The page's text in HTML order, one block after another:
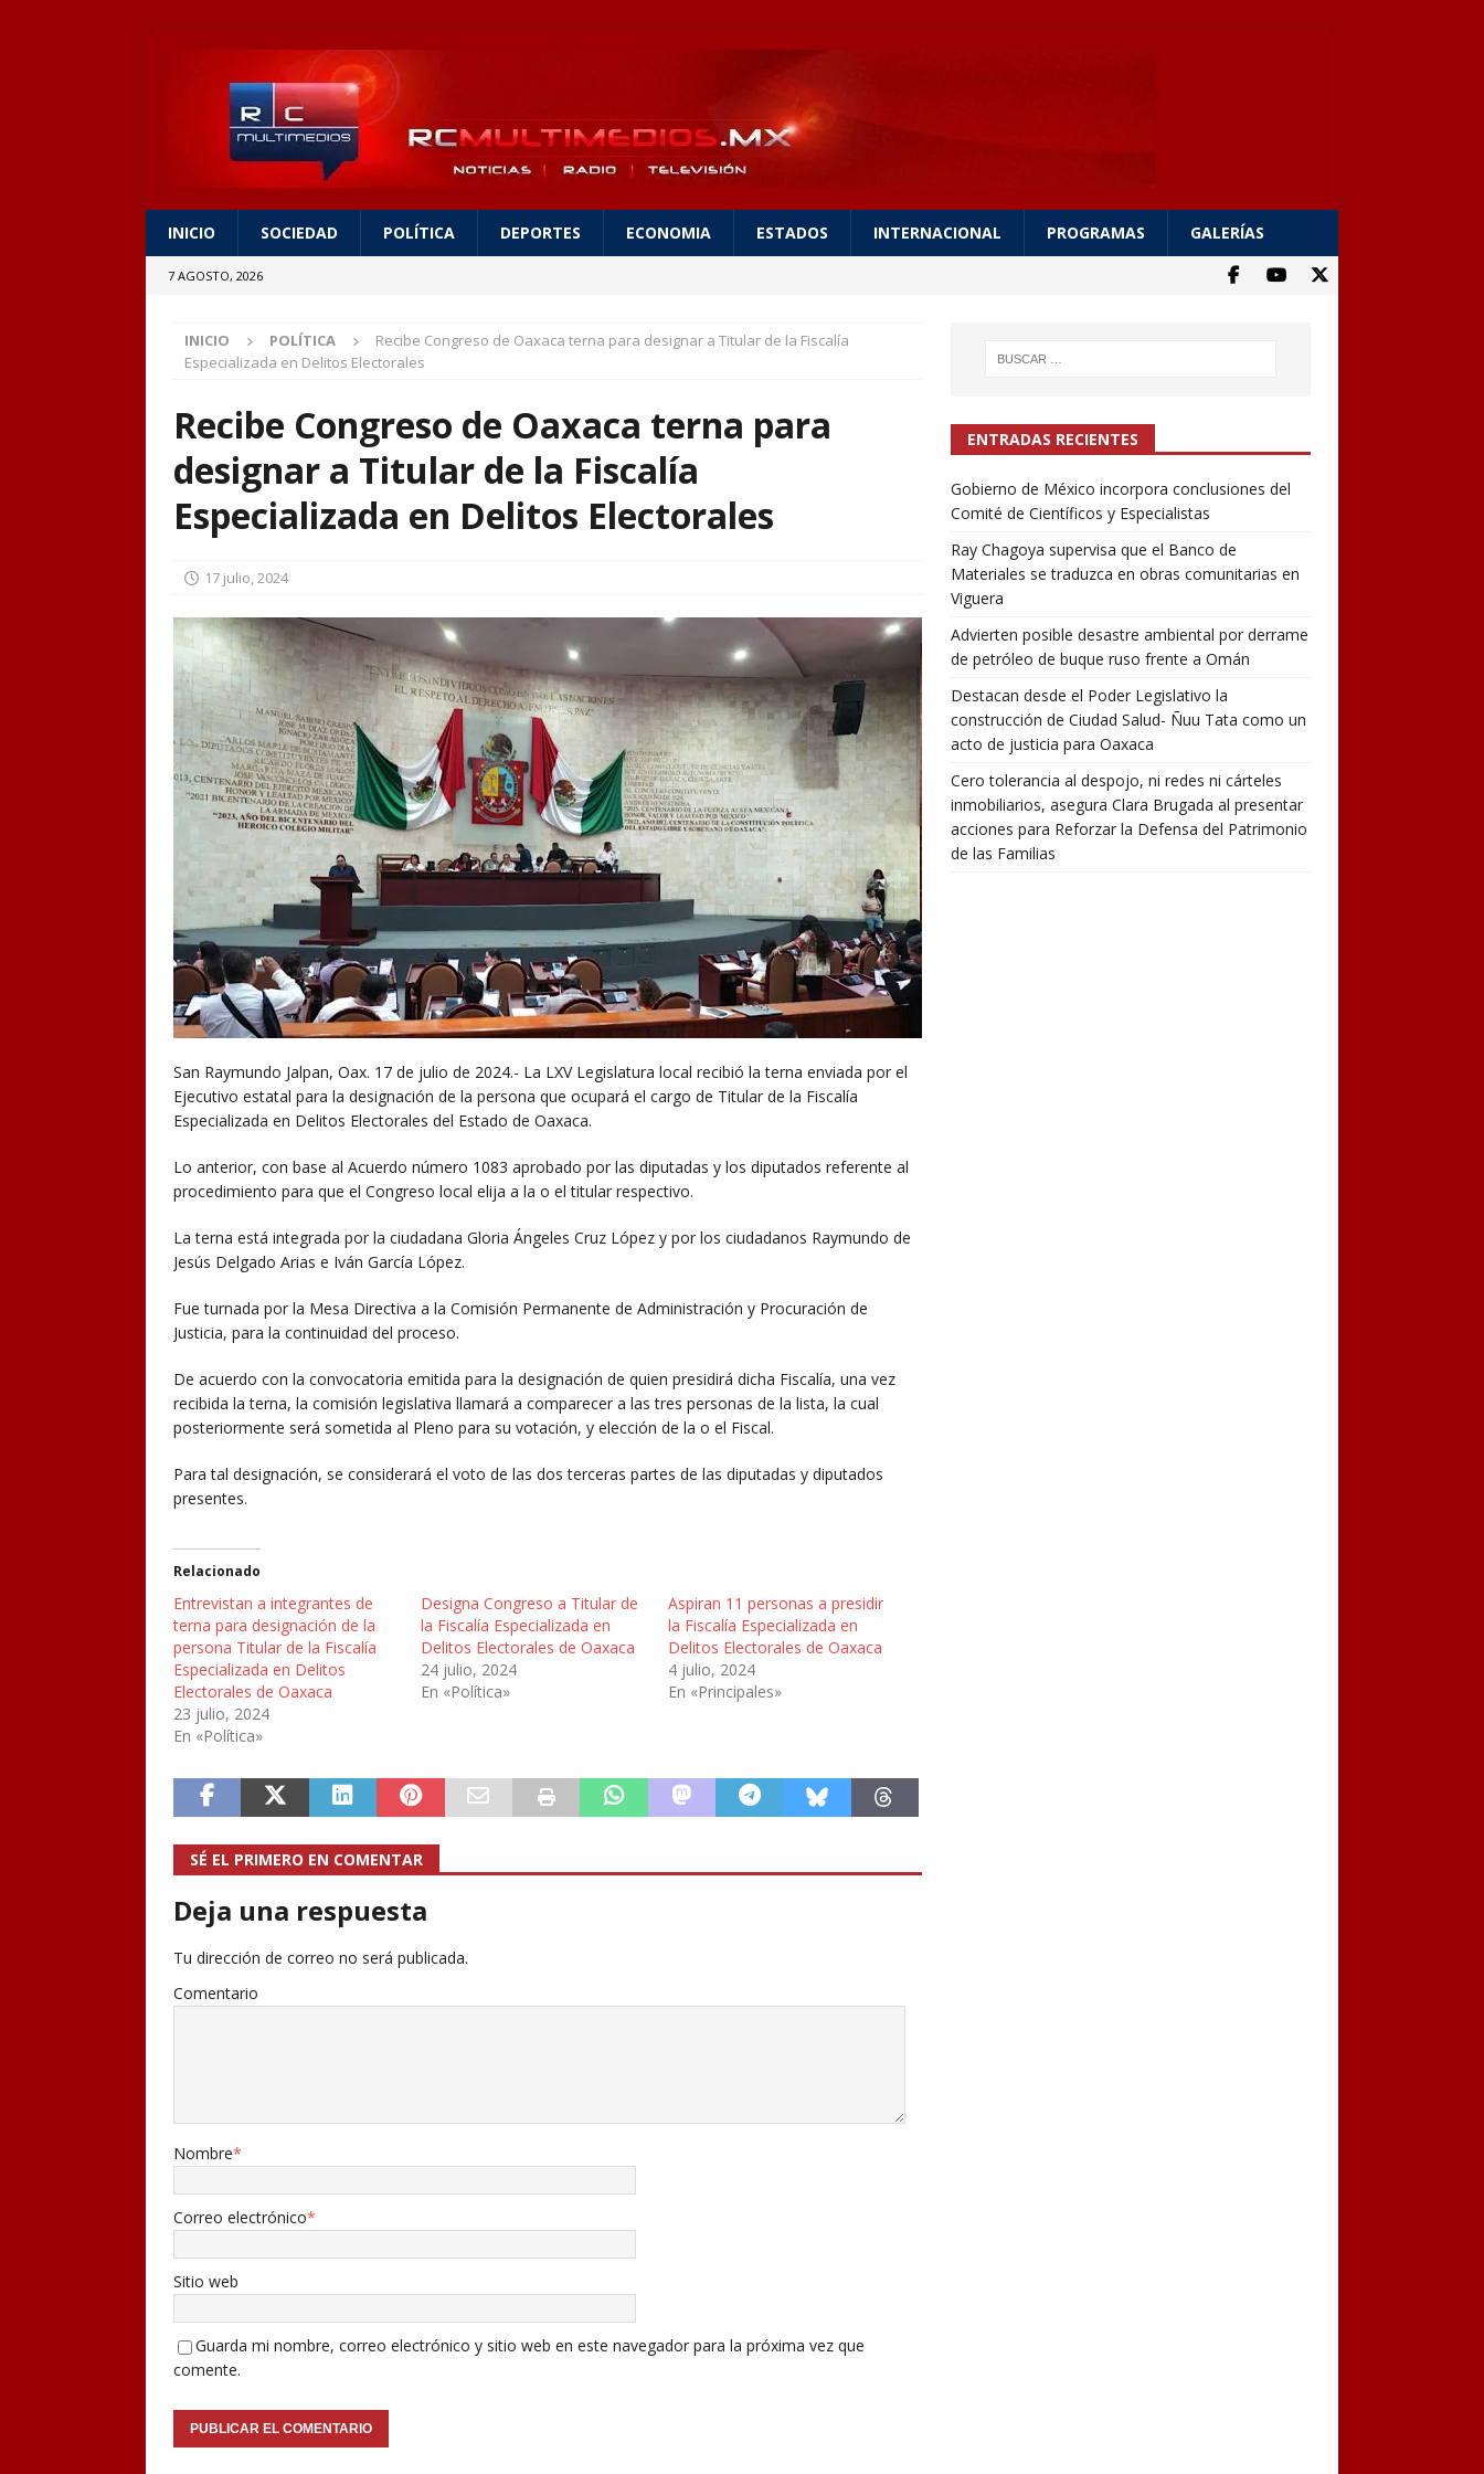
INICIO SOCIEDAD POLÍTICA DEPORTES ECONOMIA ESTADOS INTERNACIONAL PROGRAMAS GALERÍAS
7 AGOSTO, 2026
INICIO POLÍTICA
Recibe Congreso de Oaxaca terna para designar a Titular de la Fiscalía
Especializada en Delitos Electorales
Recibe Congreso de Oaxaca terna para
designar a Titular de la Fiscalía
Especializada en Delitos Electorales
17 julio, 2024
San Raymundo Jalpan, Oax. 17 de julio de 2024.- La LXV Legislatura local recibió la terna enviada por el
Ejecutivo estatal para la designación de la persona que ocupará el cargo de Titular de la Fiscalía
Especializada en Delitos Electorales del Estado de Oaxaca.
Lo anterior, con base al Acuerdo número 1083 aprobado por las diputadas y los diputados referente al
procedimiento para que el Congreso local elija a la o el titular respectivo.
La terna está integrada por la ciudadana Gloria Ángeles Cruz López y por los ciudadanos Raymundo de
Jesús Delgado Arias e Iván García López.
Fue turnada por la Mesa Directiva a la Comisión Permanente de Administración y Procuración de
Justicia, para la continuidad del proceso.
De acuerdo con la convocatoria emitida para la designación de quien presidirá dicha Fiscalía, una vez
recibida la terna, la comisión legislativa llamará a comparecer a las tres personas de la lista, la cual
posteriormente será sometida al Pleno para su votación, y elección de la o el Fiscal.
Para tal designación, se considerará el voto de las dos terceras partes de las diputadas y diputados
presentes.
Relacionado
Entrevistan a integrantes de
terna para designación de la
persona Titular de la Fiscalía
Especializada en Delitos
Electorales de Oaxaca
23 julio, 2024
En «Política»
Designa Congreso a Titular de
la Fiscalía Especializada en
Delitos Electorales de Oaxaca
24 julio, 2024
En «Política»
Aspiran 11 personas a presidir
la Fiscalía Especializada en
Delitos Electorales de Oaxaca
4 julio, 2024
En «Principales»
SÉ EL PRIMERO EN COMENTAR
Deja una respuesta
Tu dirección de correo no será publicada.
Comentario
Nombre*
Correo electrónico*
Sitio web
Guarda mi nombre, correo electrónico y sitio web en este navegador para la próxima vez que
comente.
ENTRADAS RECIENTES
Gobierno de México incorpora conclusiones del
Comité de Científicos y Especialistas
Ray Chagoya supervisa que el Banco de
Materiales se traduzca en obras comunitarias en
Viguera
Advierten posible desastre ambiental por derrame
de petróleo de buque ruso frente a Omán
Destacan desde el Poder Legislativo la
construcción de Ciudad Salud- Ñuu Tata como un
acto de justicia para Oaxaca
Cero tolerancia al despojo, ni redes ni cárteles
inmobiliarios, asegura Clara Brugada al presentar
acciones para Reforzar la Defensa del Patrimonio
de las Familias